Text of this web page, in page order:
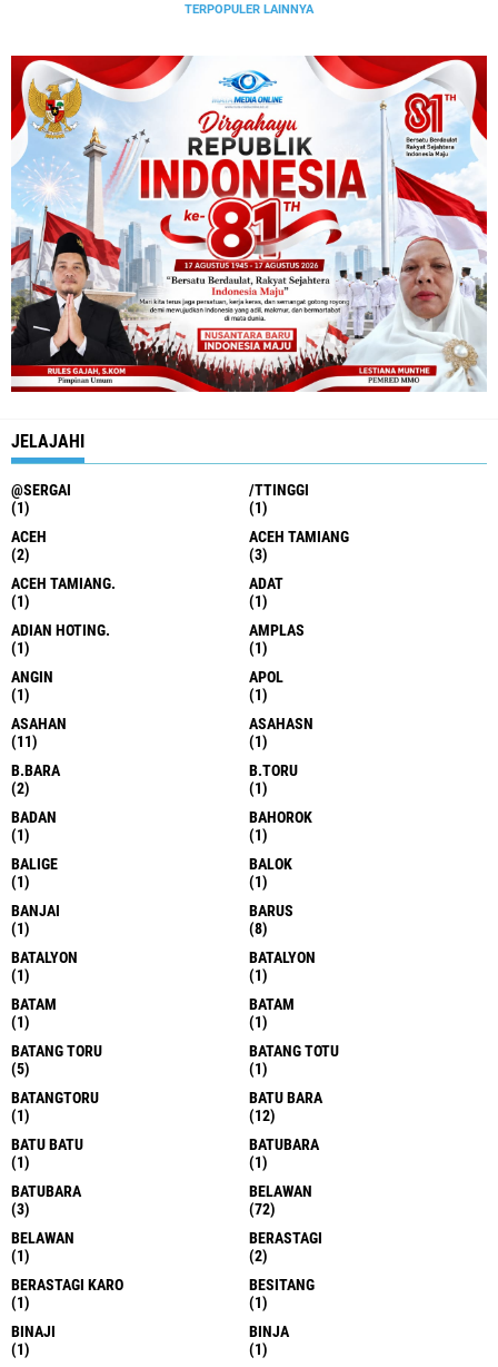
TERPOPULER LAINNYA
JELAJAHI
@SERGAI
(1)
/TTINGGI
(1)
ACEH
(2)
ACEH TAMIANG
(3)
ACEH TAMIANG.
(1)
ADAT
(1)
ADIAN HOTING.
(1)
AMPLAS
(1)
ANGIN
(1)
APOL
(1)
ASAHAN
(11)
ASAHASN
(1)
B.BARA
(2)
B.TORU
(1)
BADAN
(1)
BAHOROK
(1)
BALIGE
(1)
BALOK
(1)
BANJAI
(1)
BARUS
(8)
BATALYON
(1)
BATALYON
(1)
BATAM
(1)
BATAM
(1)
BATANG TORU
(5)
BATANG TOTU
(1)
BATANGTORU
(1)
BATU BARA
(12)
BATU BATU
(1)
BATUBARA
(1)
BATUBARA
(3)
BELAWAN
(72)
BELAWAN
(1)
BERASTAGI
(2)
BERASTAGI KARO
(1)
BESITANG
(1)
BINAJI
(1)
BINJA
(1)